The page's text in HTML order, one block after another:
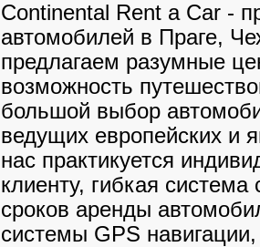
Continental Rent a Car -
автомобилей в Праге,
предлагаем разумные
возможность
большой выбор
ведущих европейских и
нас практикуется
клиенту, гибкая система
сроков аренды
системы GPS